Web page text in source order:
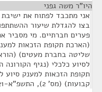
היו"ר משה גפני
אני מתכבד לפתוח את
בצו להגדלת שיעור
פערים חברתיים. מי מסביר
(הארכת תקופת הזכאות
לסיוע כלכלי (נגיף
תקופת הזכאות למענק
קבועות) (מס' 2), התשפ"א-2021. מי מציג את הצווים?